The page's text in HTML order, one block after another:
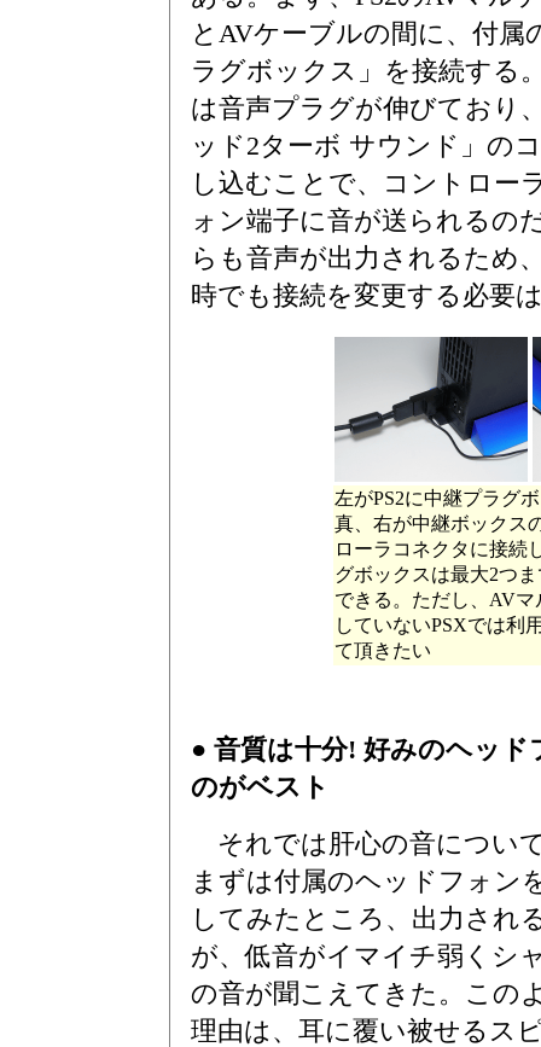
とAVケーブルの間に、付属
ラグボックス」を接続する
は音声プラグが伸びており
ッド2ターボ サウンド」の
し込むことで、コントロー
ォン端子に音が送られるの
らも音声が出力されるため
時でも接続を変更する必要
左がPS2に中継プラグ
真、右が中継ボックス
ローラコネクタに接続
グボックスは最大2つ
できる。ただし、AV
していないPSXでは利
て頂きたい
● 音質は十分! 好みのヘッ
のがベスト
それでは肝心の音につい
まずは付属のヘッドフォン
してみたところ、出力され
が、低音がイマイチ弱くシ
の音が聞こえてきた。この
理由は、耳に覆い被せるス